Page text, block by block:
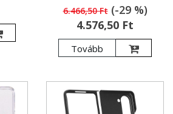
6.466,50 Ft(-29 %)
4.576,50 Ft
Tovább